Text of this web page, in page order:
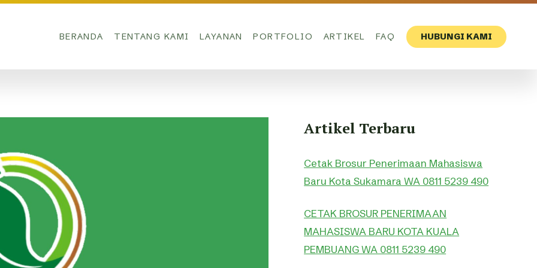
BERANDA TENTANG KAMI LAYANAN PORTFOLIO ARTIKEL FAQ HUBUNGI KAMI
Artikel Terbaru
Cetak Brosur Penerimaan Mahasiswa
Baru Kota Sukamara WA 0811 5239 490
CETAK BROSUR PENERIMAAN
MAHASISWA BARU KOTA KUALA
PEMBUANG WA 0811 5239 490